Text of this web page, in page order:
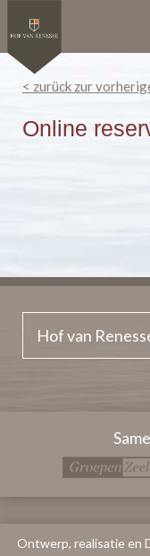
< zurück zur
Online
Hof van
Ontwerp, realisatie en